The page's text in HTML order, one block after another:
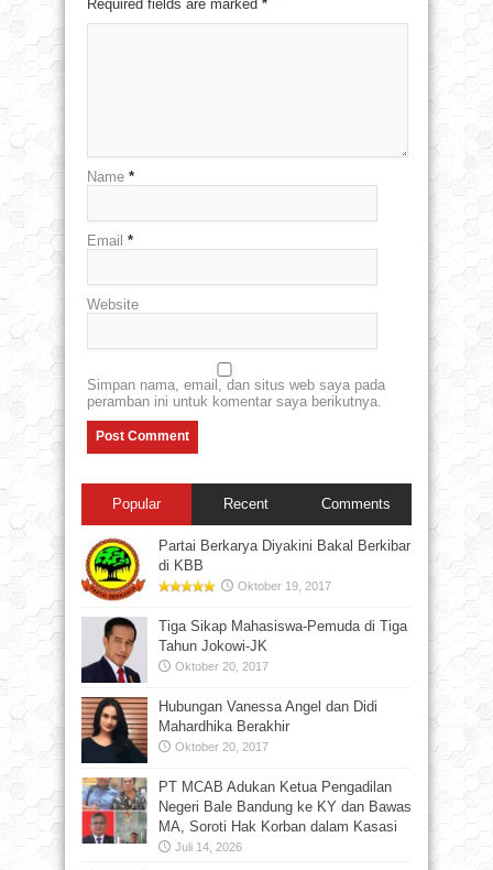
Required fields are marked *
Name *
Email *
Website
Simpan nama, email, dan situs web saya pada
peramban ini untuk komentar saya berikutnya.
Popular Recent Comments
Partai Berkarya Diyakini Bakal Berkibar
di KBB
Oktober 19, 2017
Tiga Sikap Mahasiswa-Pemuda di Tiga
Tahun Jokowi-JK
Oktober 20, 2017
Hubungan Vanessa Angel dan Didi
Mahardhika Berakhir
Oktober 20, 2017
PT MCAB Adukan Ketua Pengadilan
Negeri Bale Bandung ke KY dan Bawas
MA, Soroti Hak Korban dalam Kasasi
Juli 14, 2026